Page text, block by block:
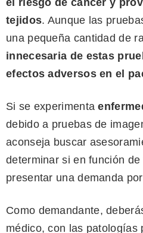
el riesgo de cáncer y
tejidos. Aunque las
una pequeña cantidad de
innecesaria de estas
efectos adversos en el
Si se experimenta
debido a pruebas de
aconseja buscar
determinar si en función
presentar una demanda
Como demandante,
médico, con las patologías